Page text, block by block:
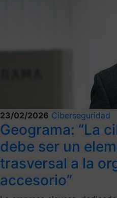
23/02/2026 Ciberseguridad
Geograma: “La
debe ser un
trasversal a la
accesorio”